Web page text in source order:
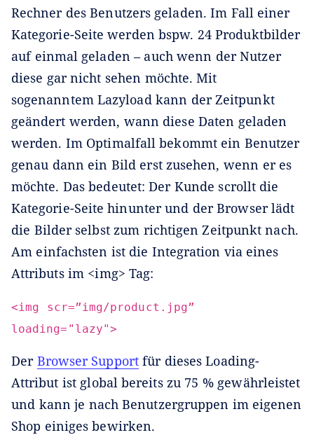
Rechner des Benutzers geladen. Im Fall einer
Kategorie-Seite werden bspw. 24 Produktbilder
auf einmal geladen – auch wenn der Nutzer
diese gar nicht sehen möchte. Mit
sogenanntem Lazyload kann der Zeitpunkt
geändert werden, wann diese Daten geladen
werden. Im Optimalfall bekommt ein Benutzer
genau dann ein Bild erst zusehen, wenn er es
möchte. Das bedeutet: Der Kunde scrollt die
Kategorie-Seite hinunter und der Browser lädt
die Bilder selbst zum richtigen Zeitpunkt nach.
Am einfachsten ist die Integration via eines
Attributs im <img> Tag:
<img scr=”img/product.jpg”
loading="lazy">
Der Browser Supportfür dieses Loading-
Attribut ist global bereits zu 75 % gewährleistet
und kann je nach Benutzergruppen im eigenen
Shop einiges bewirken.